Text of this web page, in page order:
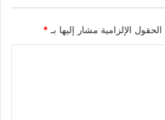
الحقول الإلزامية مشار إليها بـ *